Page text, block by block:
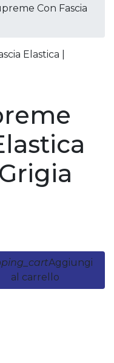
Con Fascia
Aggiungi
al carrello